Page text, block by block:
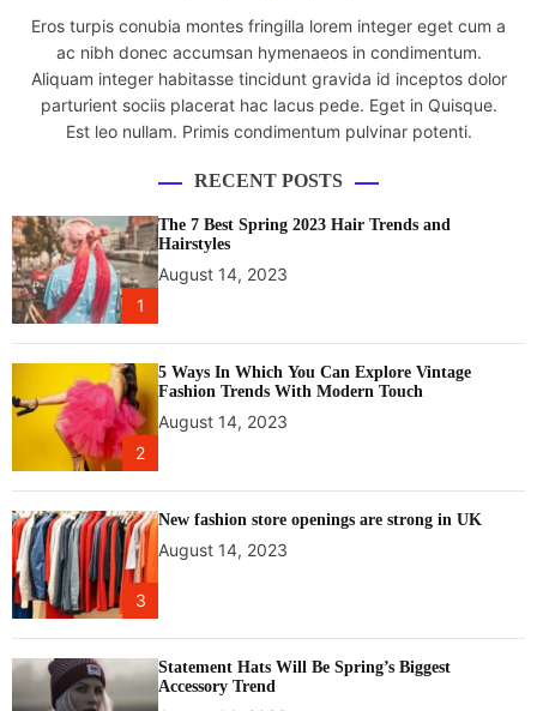
Eros turpis conubia montes fringilla lorem integer eget cum a
ac nibh donec accumsan hymenaeos in condimentum.
Aliquam integer habitasse tincidunt gravida id inceptos dolor
parturient sociis placerat hac lacus pede. Eget in Quisque.
Est leo nullam. Primis condimentum pulvinar potenti.
RECENT POSTS
1
The 7 Best Spring 2023 Hair Trends and
Hairstyles
August 14, 2023
2
5 Ways In Which You Can Explore Vintage
Fashion Trends With Modern Touch
August 14, 2023
3
New fashion store openings are strong in UK
August 14, 2023
Statement Hats Will Be Spring’s Biggest
Accessory Trend